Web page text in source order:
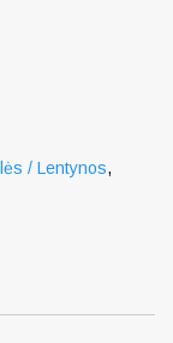
/ Lentynos,